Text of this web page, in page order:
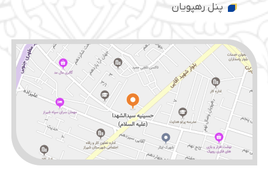
پنل رهپویان